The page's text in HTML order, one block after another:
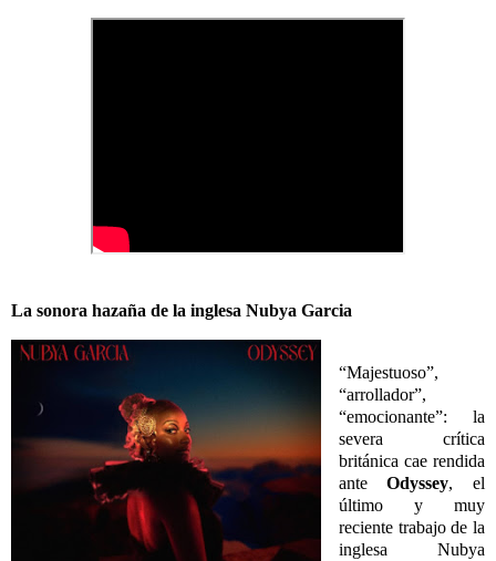
La sonora hazaña de la inglesa Nubya Garcia
“Majestuoso”,
“arrollador”,
“emocionante”: la
severa crítica
británica cae rendida
anteOdyssey, el
último y muy
reciente trabajo de la
inglesa Nubya